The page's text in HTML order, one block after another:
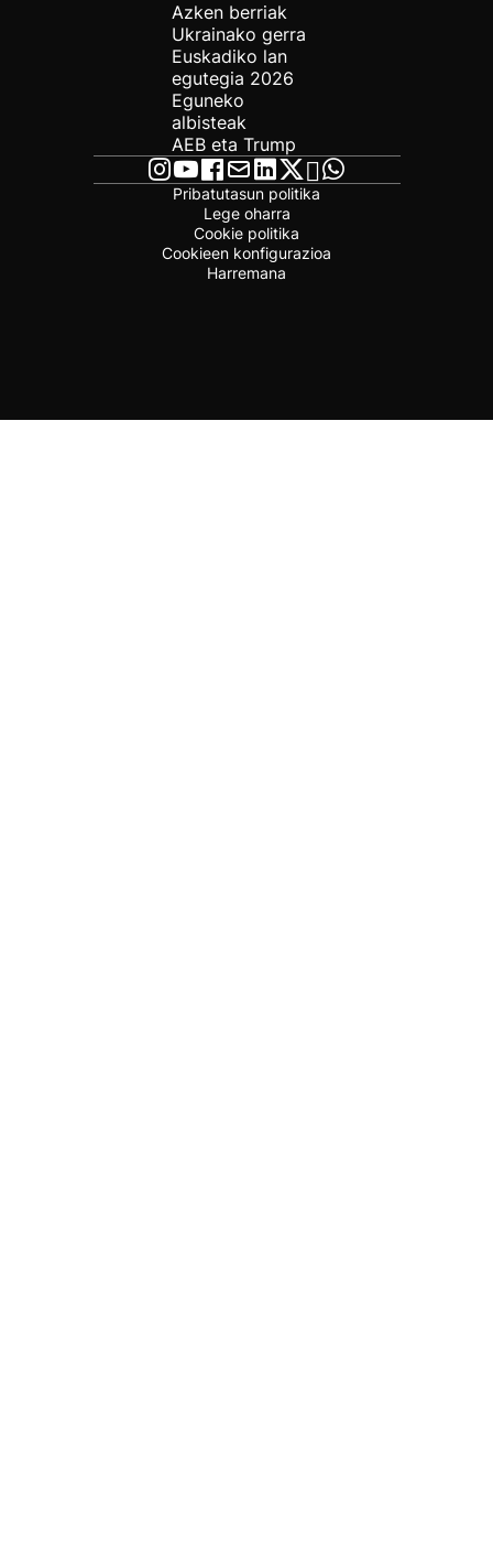
Azken berriak
Ukrainako gerra
Euskadiko lan
egutegia 2026
Eguneko
albisteak
AEB eta Trump
Pribatutasun politika
Lege oharra
Cookie politika
Cookieen konfigurazioa
Harremana